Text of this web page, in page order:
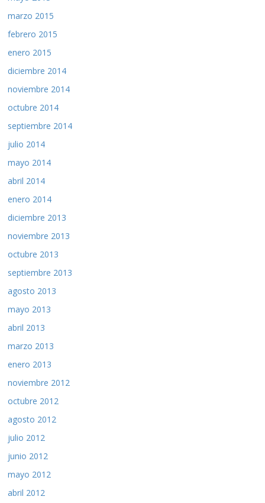
marzo 2015
febrero 2015
enero 2015
diciembre 2014
noviembre 2014
octubre 2014
septiembre 2014
julio 2014
mayo 2014
abril 2014
enero 2014
diciembre 2013
noviembre 2013
octubre 2013
septiembre 2013
agosto 2013
mayo 2013
abril 2013
marzo 2013
enero 2013
noviembre 2012
octubre 2012
agosto 2012
julio 2012
junio 2012
mayo 2012
abril 2012